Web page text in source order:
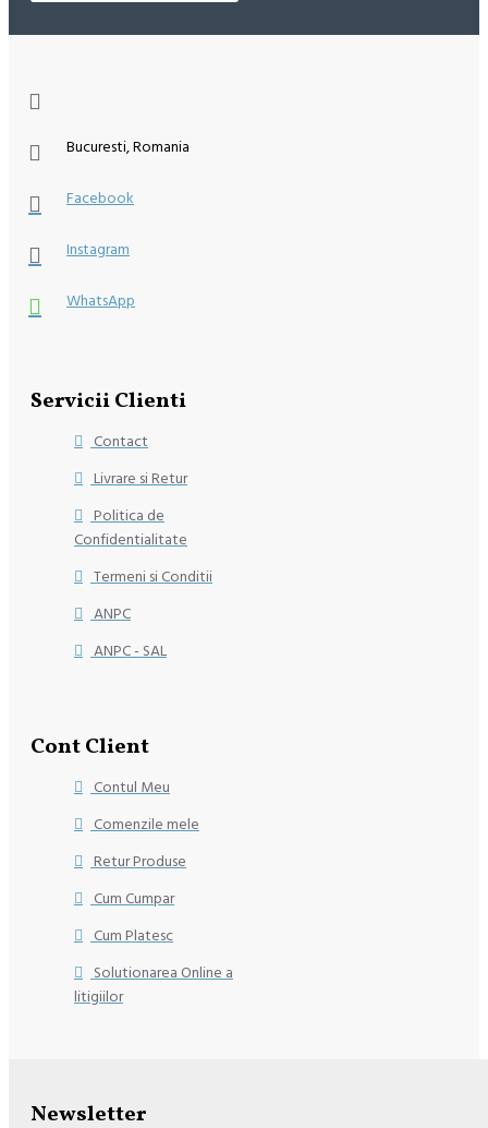
Bucuresti, Romania
Facebook
Instagram
WhatsApp
Servicii Clienti
Contact
Livrare si Retur
Politica de
Confidentialitate
Termeni si Conditii
ANPC
ANPC - SAL
Cont Client
Contul Meu
Comenzile mele
Retur Produse
Cum Cumpar
Cum Platesc
Solutionarea Online a
litigiilor
Newsletter